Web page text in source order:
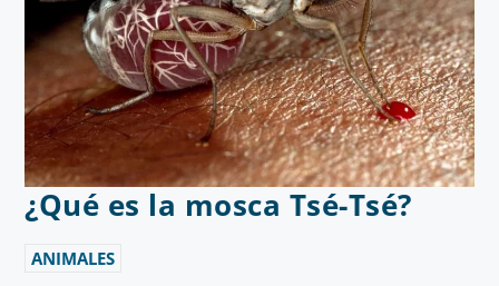
¿Qué es la mosca Tsé-Tsé?
ANIMALES